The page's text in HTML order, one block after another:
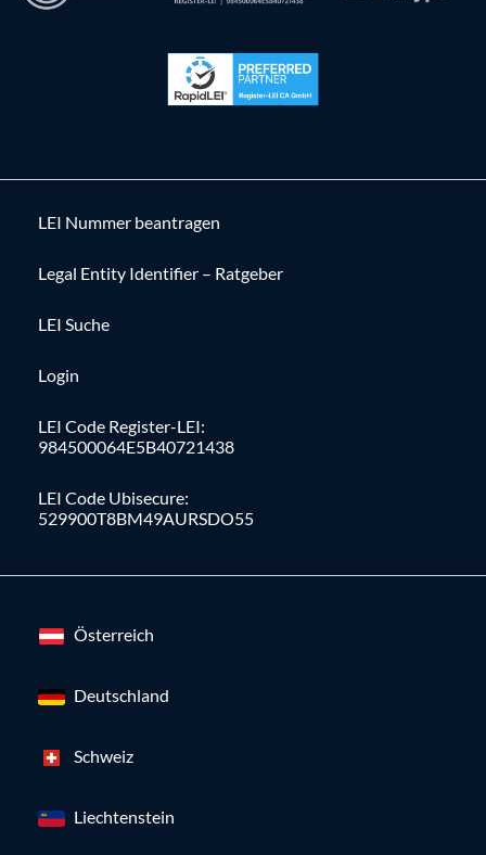
LEI Nummer beantragen
Legal Entity Identifier – Ratgeber
LEI Suche
Login
LEI Code Register-LEI:
984500064E5B40721438
LEI Code Ubisecure:
529900T8BM49AURSDO55
Österreich
Deutschland
Schweiz
Liechtenstein